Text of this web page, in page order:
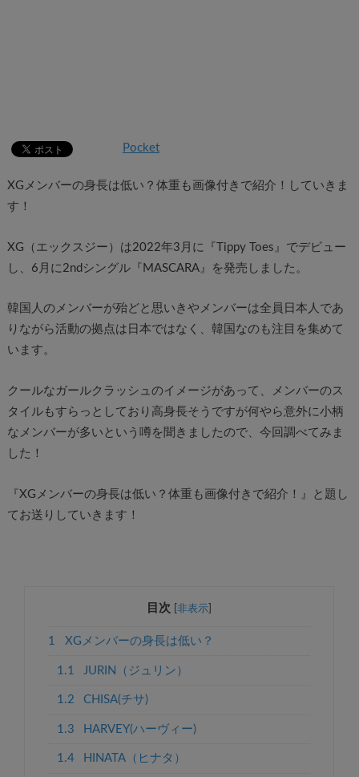
Pocket
XGメンバーの身長は低い？体重も画像付きで紹介！していきま
す！
XG（エックスジー）は2022年3月に『Tippy Toes』でデビュー
し、6月に2ndシングル『MASCARA』を発売しました。
韓国人のメンバーが殆どと思いきやメンバーは全員日本人であ
りながら活動の拠点は日本ではなく、韓国なのも注目を集めて
います。
クールなガールクラッシュのイメージがあって、メンバーのス
タイルもすらっとしており高身長そうですが何やら意外に小柄
なメンバーが多いという噂を聞きましたので、今回調べてみま
した！
『XGメンバーの身長は低い？体重も画像付きで紹介！』と題し
てお送りしていきます！
目次 [非表示
1 XGメンバーの身長は低い？
1.1 JURIN（ジュリン）
1.2 CHISA(チサ)
1.3 HARVEY(ハーヴィー)
1.4 HINATA（ヒナタ）